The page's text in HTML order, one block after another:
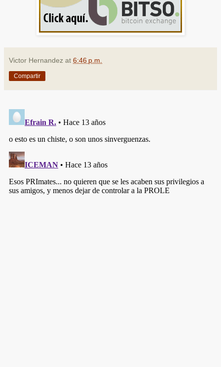
Victor Hernandez at 6:46 p.m.
Compartir